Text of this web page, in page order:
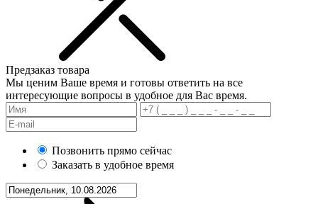
Предзаказ товара
Мы ценим Ваше время и готовы ответить на все
интересующие вопросы в удобное для Вас время.
Позвонить прямо сейчас
Заказать в удобное время